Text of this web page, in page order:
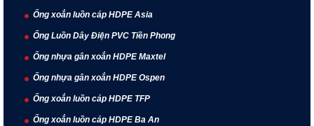
Ống xoắn luồn cáp HDPE Asia
Ống Luồn Dây Điện PVC Tiền Phong
Ống nhựa gân xoắn HDPE Maxtel
Ống nhựa gân xoắn HDPE Ospen
Ống xoắn luồn cáp HDPE TFP
Ống xoắn luồn cáp HDPE Ba An